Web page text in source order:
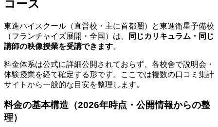
コース
東進ハイスクール（直営校・主に首都圏）と東進衛星予備校
（フランチャイズ展開・全国）は、
同じカリキュラム・同じ
講師の映像授業を受講できます。
料金体系は公式に詳細公開されておらず、各校舎で説明会・
体験授業を経て確定する形です。ここでは複数の口コミ集計
サイトから一般的な目安を整理します。
料金の基本構造（2026年時点・公開情報からの整
理）